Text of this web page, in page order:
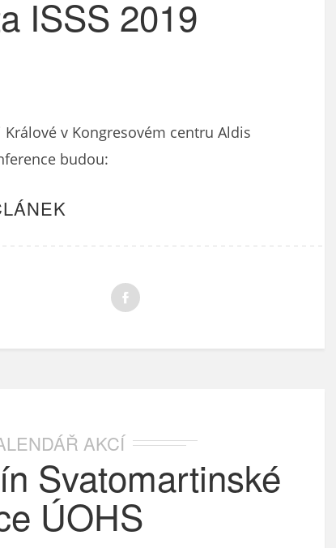
ISSS 2019
v Kongresovém centru Aldis
budou:
AKCÍ
Svatomartinské
ÚOHS